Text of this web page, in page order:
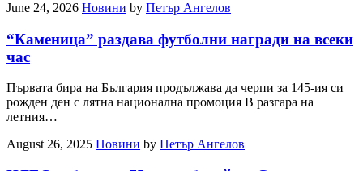
June 24, 2026 Новини by Петър Ангелов
“Каменица” раздава футболни награди на всеки
час
Първата бира на България продължава да черпи за 145-ия си
рожден ден с лятна национална промоция В разгара на
летния…
August 26, 2025 Новини by Петър Ангелов